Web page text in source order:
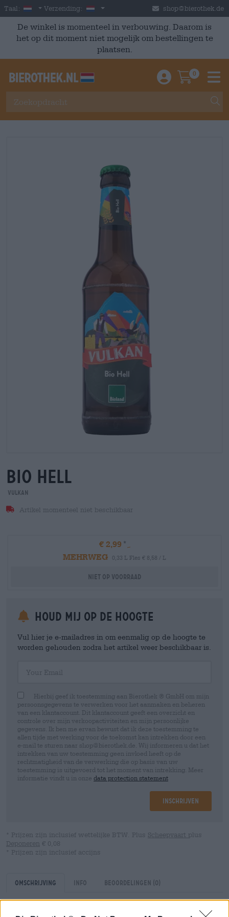
Skip to main content
Taal: Dutch
Verzending: Nederland shop@bierothek.de
De winkel is momenteel in verbouwing. Daarom is
het op dit moment niet mogelijk om bestellingen te
plaatsen.
Einloggen /
0
bio hell
Vulkan
Artikel momenteel niet beschikbaar
€ 2,99
MEHRWEG
0,33 L Fles € 8,58 / L
Niet op voorraad
Houd mij op de hoogte
Vul hier je e-mailadres in om eenmalig op de hoogte te
worden gehouden zodra het artikel weer beschikbaar is.
Hierbij geef ik toestemming aan Bierothek ® GmbH om mijn
persoonsgegevens te verwerken voor het aanmaken en beheren
van een klantaccount. Dit klantaccount geeft een overzicht en
controle over mijn verkoopactiviteiten en mijn persoonlijke
gegevens. Ik ben me ervan bewust dat ik deze toestemming te
allen tijde met werking voor de toekomst kan intrekken door een
e-mail te sturen naar shop@bierothek.de. Wij informeren u dat het
intrekken van uw toestemming geen invloed heeft op de
rechtmatigheid van de verwerking die op basis van uw
toestemming is uitgevoerd tot het moment van intrekking. Meer
informatie vindt u in onze data protection statement
Inschrijven
* Prijzen zijn inclusief wettelijke BTW. Plus Scheepvaart plus
Deponeren € 0,08
* Prijzen zijn inclusief accijns
Omschrijving Info Beoordelingen (0)